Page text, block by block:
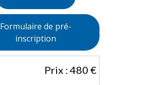
Formulaire de pré-
inscription
Prix : 480 €